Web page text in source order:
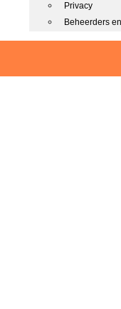
Privacy
Beheerders